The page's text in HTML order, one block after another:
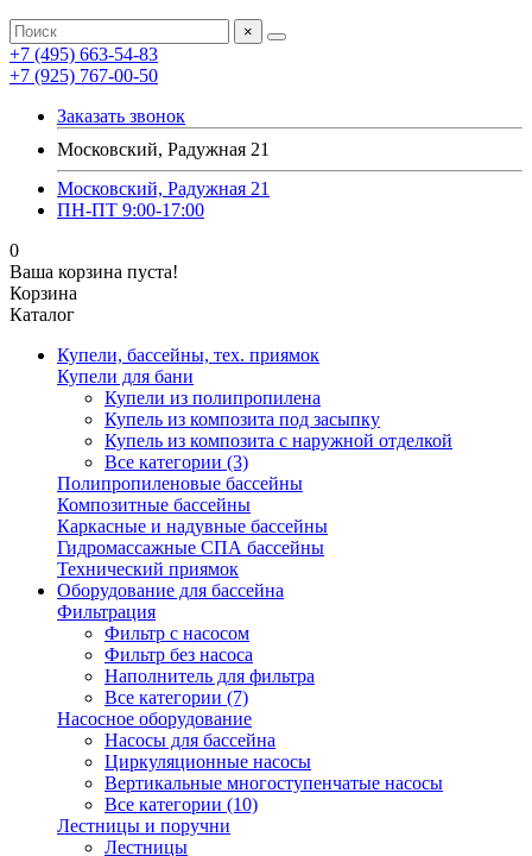
×
+7 (495) 663-54-83
+7 (925) 767-00-50
Заказать звонок
Московский, Радужная 21
Московский, Радужная 21
ПН-ПТ 9:00-17:00
0
Ваша корзина пуста!
Корзина
Каталог
Купели, бассейны, тех. приямок
Купели для бани
Купели из полипропилена
Купель из композита под засыпку
Купель из композита с наружной отделкой
Все категории (3)
Полипропиленовые бассейны
Композитные бассейны
Каркасные и надувные бассейны
Гидромассажные СПА бассейны
Технический приямок
Оборудование для бассейна
Фильтрация
Фильтр с насосом
Фильтр без насоса
Наполнитель для фильтра
Все категории (7)
Насосное оборудование
Насосы для бассейна
Циркуляционные насосы
Вертикальные многоступенчатые насосы
Все категории (10)
Лестницы и поручни
Лестницы